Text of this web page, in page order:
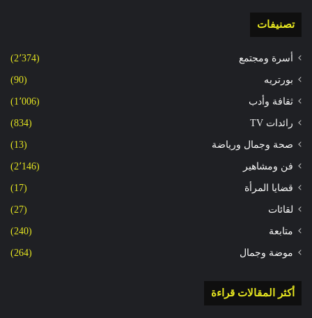
تصنيفات
أسرة ومجتمع (2٬374)
بورتريه (90)
ثقافة وأدب (1٬006)
رائدات TV (834)
صحة وجمال ورياضة (13)
فن ومشاهير (2٬146)
قضايا المرأة (17)
لقائات (27)
متابعة (240)
موضة وجمال (264)
أكثر المقالات قراءة